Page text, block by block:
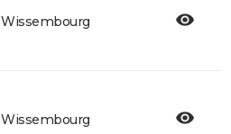
Wissembourg
Wissembourg